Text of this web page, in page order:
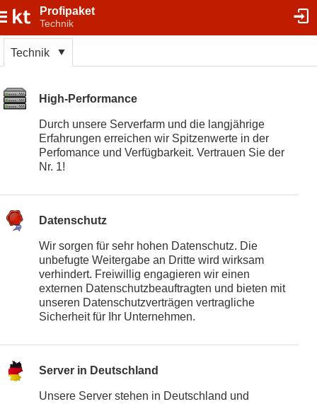
Profipaket
Technik
Technik
High-Performance
Durch unsere Serverfarm und die langjährige
Erfahrungen erreichen wir Spitzenwerte in der
Perfomance und Verfügbarkeit. Vertrauen Sie der
Nr. 1!
Datenschutz
Wir sorgen für sehr hohen Datenschutz. Die
unbefugte Weitergabe an Dritte wird wirksam
verhindert. Freiwillig engagieren wir einen
externen Datenschutzbeauftragten und bieten mit
unseren Datenschutzverträgen vertragliche
Sicherheit für Ihr Unternehmen.
Server in Deutschland
Unsere Server stehen in Deutschland und